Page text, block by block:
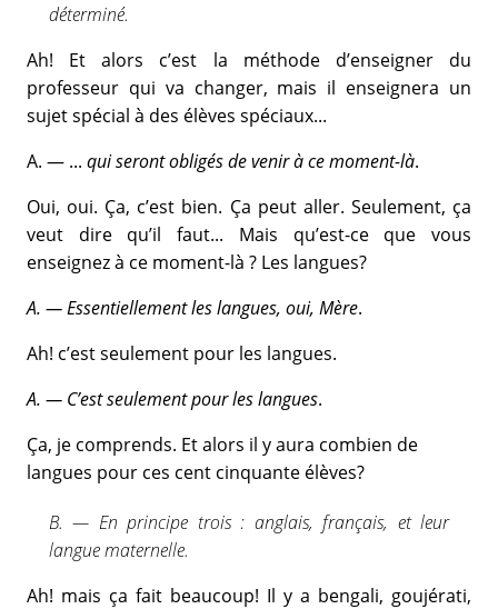
déterminé.
Ah! Et alors c’est la méthode d’enseigner du
professeur qui va changer, mais il enseignera un
sujet spécial à des élèves spéciaux...
A. — ... qui seront obligés de venir à ce moment-là.
Oui, oui. Ça, c’est bien. Ça peut aller. Seulement, ça
veut dire qu’il faut... Mais qu’est-ce que vous
enseignez à ce moment-là ? Les langues?
A. — Essentiellement les langues, oui, Mère.
Ah! c’est seulement pour les langues.
A. — C’est seulement pour les langues.
Ça, je comprends. Et alors il y aura combien de
langues pour ces cent cinquante élèves?
B. — En principe trois : anglais, français, et leur
langue maternelle.
Ah! mais ça fait beaucoup! Il y a bengali, goujérati,